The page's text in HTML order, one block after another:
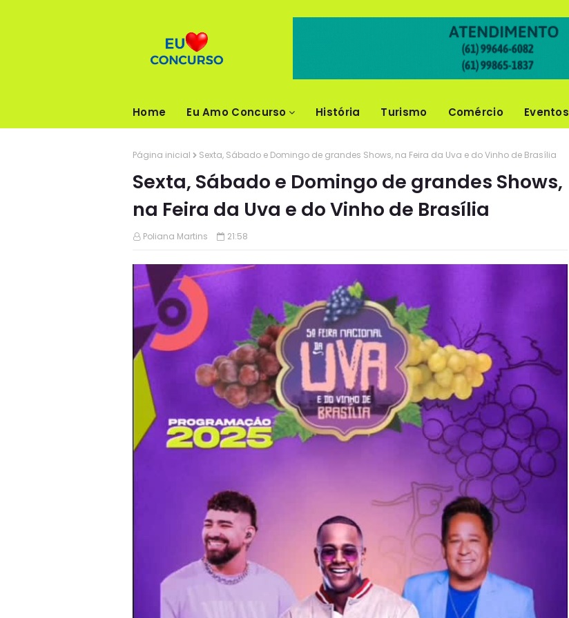
Home Eu Amo Concurso História Turismo Comércio Eventos
Página inicial Sexta, Sábado e Domingo de grandes Shows, na Feira da Uva e do Vinho de Brasília
Sexta, Sábado e Domingo de grandes Shows,
na Feira da Uva e do Vinho de Brasília
Poliana Martins 21:58